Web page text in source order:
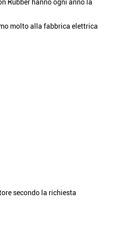
Rubber hanno ogni anno la
molto alla fabbrica elettrica
secondo la richiesta